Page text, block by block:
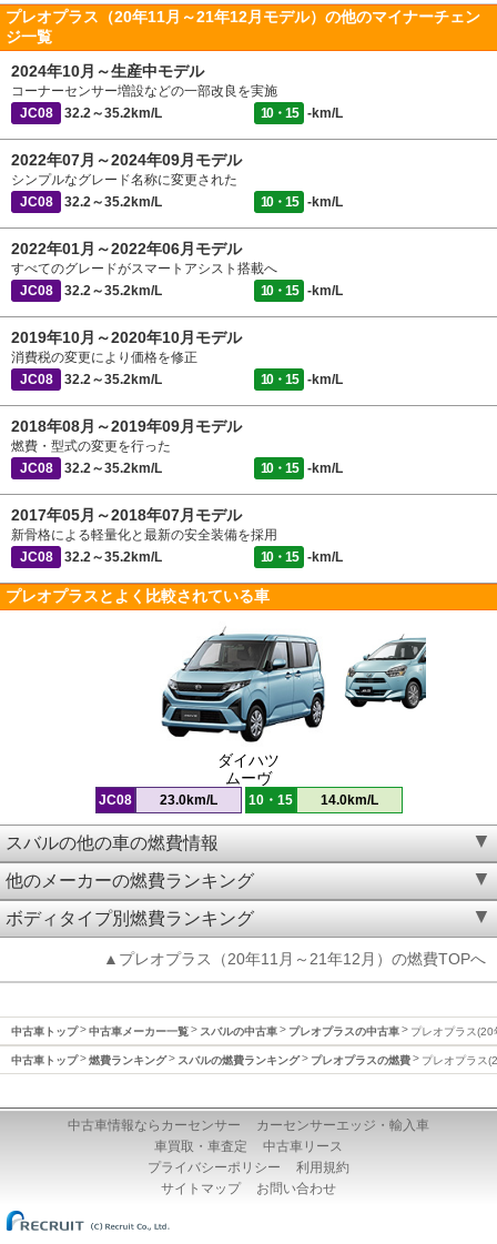
プレオプラス（20年11月～21年12月モデル）の他のマイナーチェン
ジ一覧
2024年10月～生産中モデル
コーナーセンサー増設などの一部改良を実施
JC08
32.2～35.2km/L 10・15 -km/L
2022年07月～2024年09月モデル
シンプルなグレード名称に変更された
JC08
32.2～35.2km/L 10・15 -km/L
2022年01月～2022年06月モデル
すべてのグレードがスマートアシスト搭載へ
JC08
32.2～35.2km/L 10・15 -km/L
2019年10月～2020年10月モデル
消費税の変更により価格を修正
JC08
32.2～35.2km/L 10・15 -km/L
2018年08月～2019年09月モデル
燃費・型式の変更を行った
JC08
32.2～35.2km/L 10・15 -km/L
2017年05月～2018年07月モデル
新骨格による軽量化と最新の安全装備を採用
JC08
32.2～35.2km/L 10・15 -km/L
プレオプラスとよく比較されている車
ダイハツ
ムーヴ
JC08 23.0km/L 10・15 14.0km/L
スバルの他の車の燃費情報
他のメーカーの燃費ランキング
ボディタイプ別燃費ランキング
▲プレオプラス（20年11月～21年12月）の燃費TOPへ
中古車トップ 中古車メーカー一覧 スバルの中古車 プレオプラスの中古車 プレオプラス
中古車トップ 燃費ランキング スバルの燃費ランキング プレオプラスの燃費 プレオプラス
中古車情報ならカーセンサー
カーセンサーエッジ・輸入車
車買取・車査定
中古車リース
プライバシーポリシー
利用規約
サイトマップ
お問い合わせ